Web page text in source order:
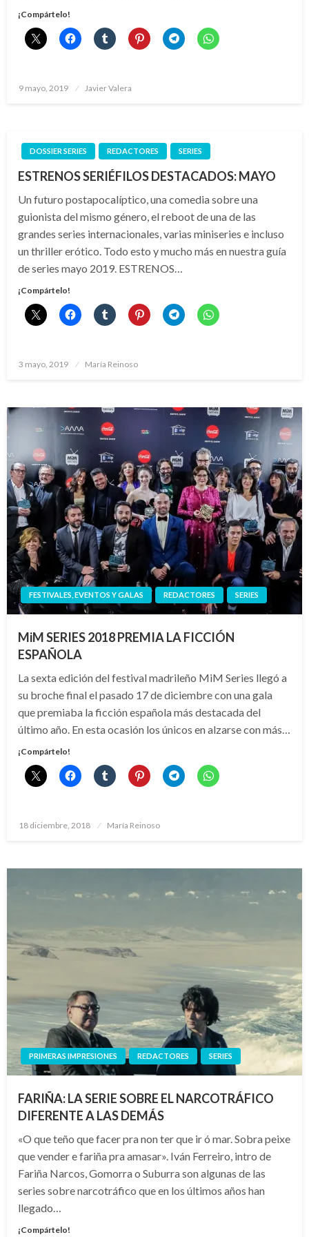
¡Compártelo!
Publicado
9 mayo, 2019 Javier Valera
DOSSIER SERIES REDACTORES SERIES
ESTRENOS SERIÉFILOS DESTACADOS: MAYO
Un futuro postapocalíptico, una comedia sobre una
guionista del mismo género, el reboot de una de las
grandes series internacionales, varias miniseries e incluso
un thriller erótico. Todo esto y mucho más en nuestra guía
de series mayo 2019. ESTRENOS…
¡Compártelo!
Publicado
3 mayo, 2019 María Reinoso
FESTIVALES, EVENTOS Y GALAS REDACTORES SERIES
MiM SERIES 2018 PREMIA LA FICCIÓN
ESPAÑOLA
La sexta edición del festival madrileño MiM Series llegó a
su broche final el pasado 17 de diciembre con una gala
que premiaba la ficción española más destacada del
último año. En esta ocasión los únicos en alzarse con más…
¡Compártelo!
Publicado
18 diciembre, 2018 María Reinoso
PRIMERAS IMPRESIONES REDACTORES SERIES
FARIÑA: LA SERIE SOBRE EL NARCOTRÁFICO
DIFERENTE A LAS DEMÁS
«O que teño que facer pra non ter que ir ó mar. Sobra peixe
que vender e fariña pra amasar». Iván Ferreiro, intro de
Fariña Narcos, Gomorra o Suburra son algunas de las
series sobre narcotráfico que en los últimos años han
llegado…
¡Compártelo!